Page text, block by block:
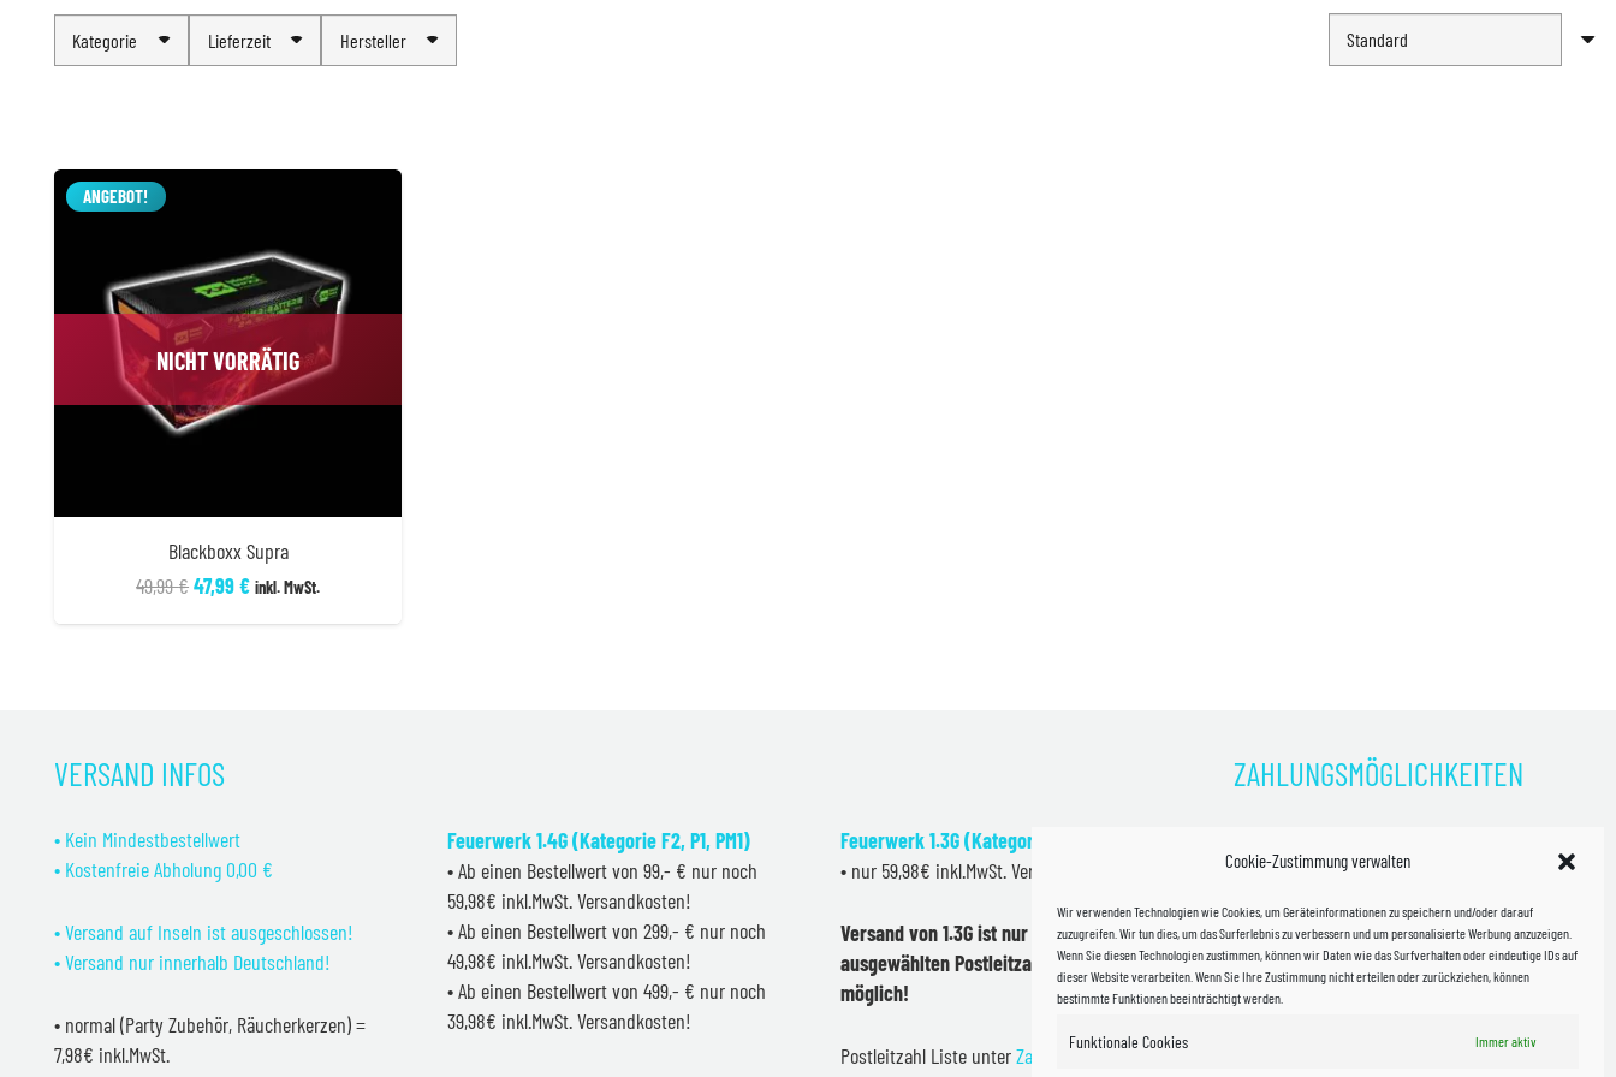
Cookie-Zustimmung verwalten
Wir verwenden Technologien wie Cookies, um Geräteinformationen zu speichern und/oder darauf
zuzugreifen. Wir tun dies, um das Surferlebnis zu verbessern und um personalisierte Werbung anzuzeigen.
Wenn Sie diesen Technologien zustimmen, können wir Daten wie das Surfverhalten oder eindeutige IDs auf
dieser Website verarbeiten. Wenn Sie Ihre Zustimmung nicht erteilen oder zurückziehen, können
bestimmte Funktionen beeinträchtigt werden.
Funktionale Cookies Immer aktiv
Kategorie Lieferzeit Hersteller
ANGEBOT!
NICHT VORRÄTIG
Blackboxx Supra
49,99€Ursprünglicher
47,99€Aktueller
inkl. MwSt.
VERSAND INFOS
• Kein Mindestbestellwert
• Kostenfreie Abholung 0,00 €
• Versand auf Inseln ist ausgeschlossen!
• Versand nur innerhalb Deutschland!
• normal (Party Zubehör, Räucherkerzen) =
7,98€ inkl.MwSt.
Feuerwerk 1.4G (Kategorie F2, P1, PM1)
• Ab einen Bestellwert von 99,- € nur noch
59,98€ inkl.MwSt. Versandkosten!
• Ab einen Bestellwert von 299,- € nur noch
49,98€ inkl.MwSt. Versandkosten!
• Ab einen Bestellwert von 499,- € nur noch
39,98€ inkl.MwSt. Versandkosten!
Feuerwerk 1.3G (Kategorie F2)
• nur 59,98€ inkl.MwSt. Versandkosten!
Versand von 1.3G ist nur innerhalb
ausgewählten Postleitzahlen in Sachsen
möglich!
Postleitzahl Liste unterZahlung & Versand
ZAHLUNGSMÖGLICHKEITEN